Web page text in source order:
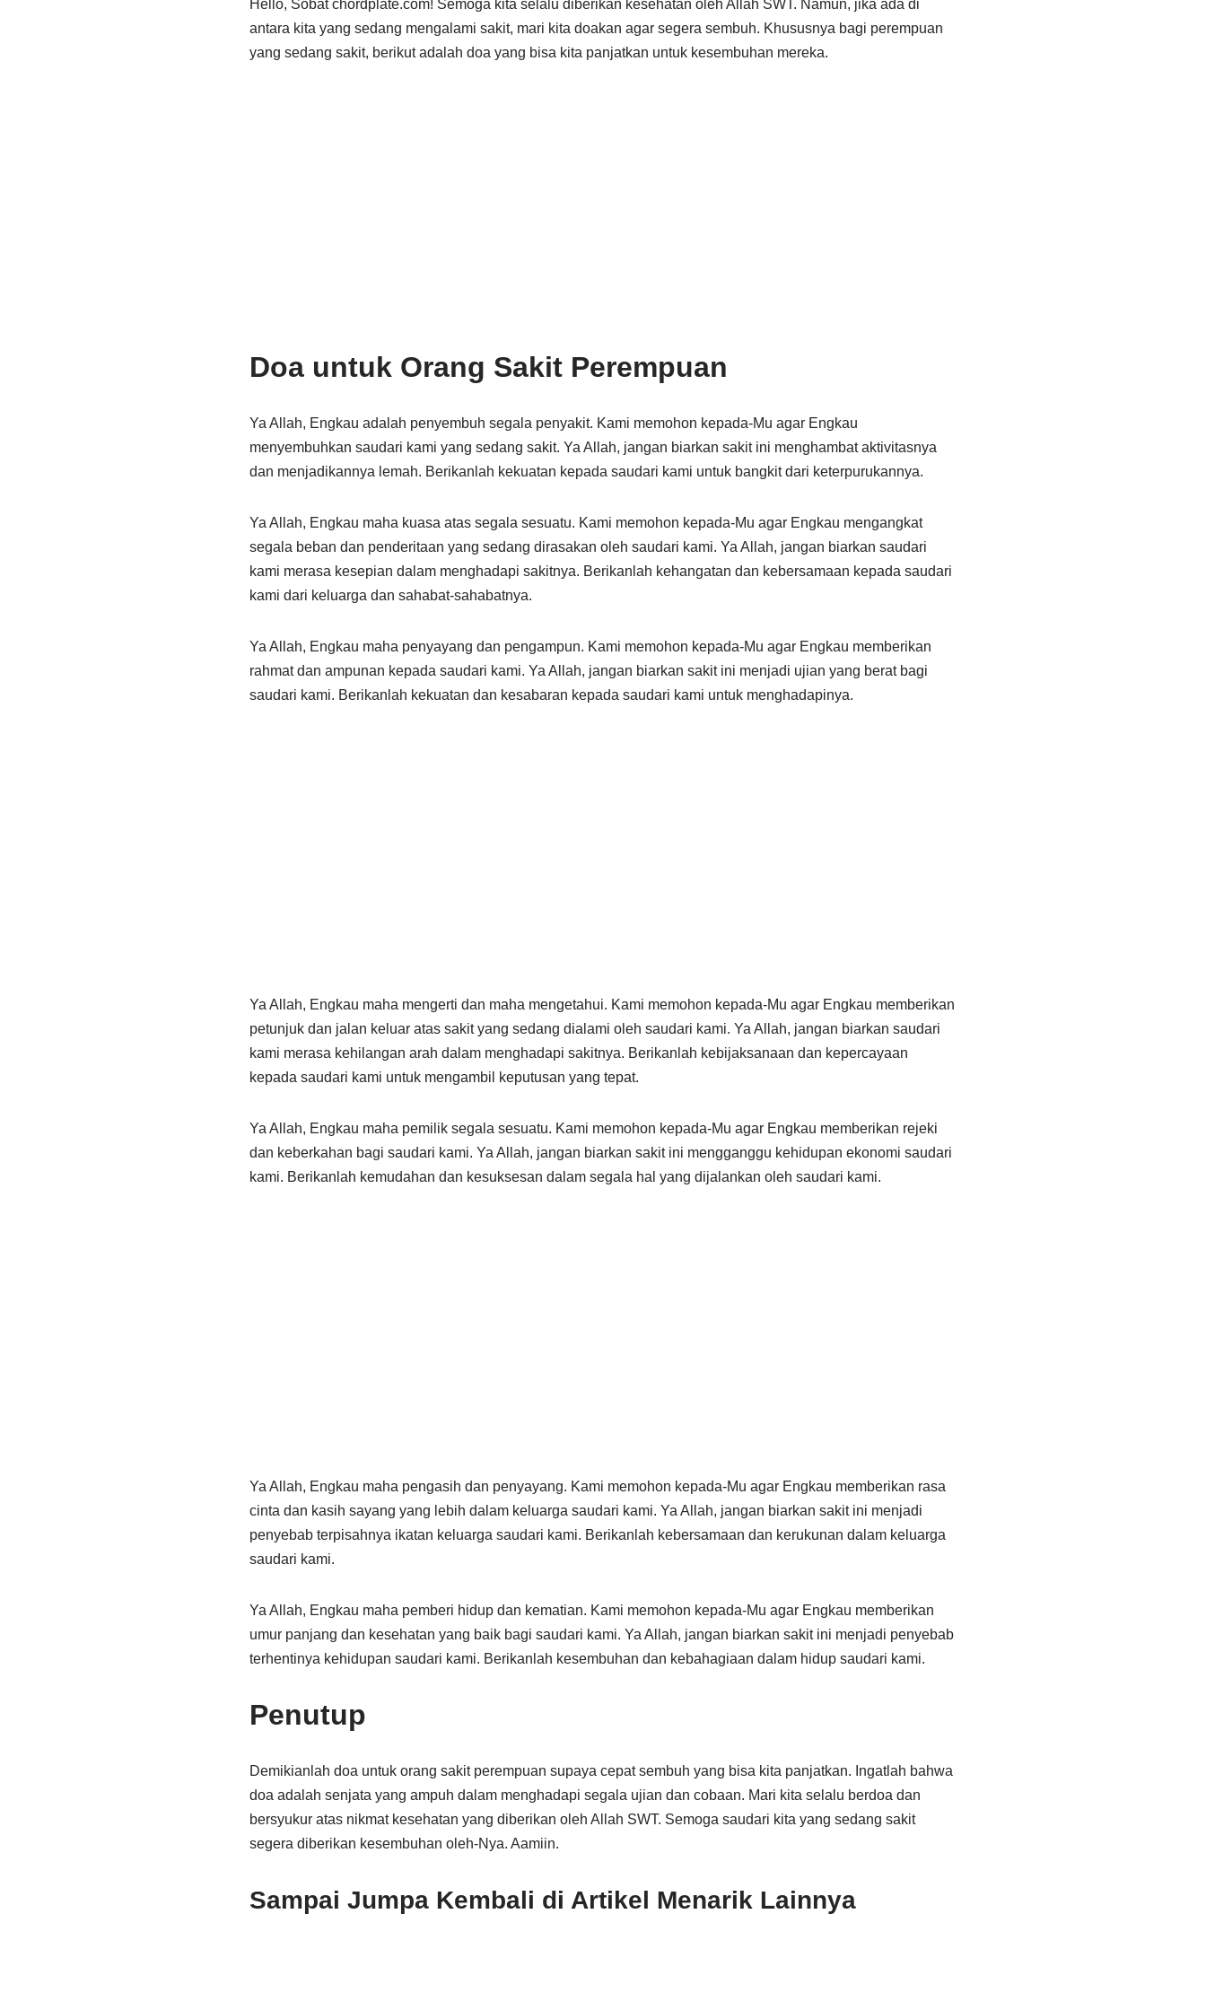
Hello, Sobat chordplate.com! Semoga kita selalu diberikan kesehatan oleh Allah SWT. Namun, jika ada di
antara kita yang sedang mengalami sakit, mari kita doakan agar segera sembuh. Khususnya bagi perempuan
yang sedang sakit, berikut adalah doa yang bisa kita panjatkan untuk kesembuhan mereka.
Doa untuk Orang Sakit Perempuan
Ya Allah, Engkau adalah penyembuh segala penyakit. Kami memohon kepada-Mu agar Engkau
menyembuhkan saudari kami yang sedang sakit. Ya Allah, jangan biarkan sakit ini menghambat aktivitasnya
dan menjadikannya lemah. Berikanlah kekuatan kepada saudari kami untuk bangkit dari keterpurukannya.
Ya Allah, Engkau maha kuasa atas segala sesuatu. Kami memohon kepada-Mu agar Engkau mengangkat
segala beban dan penderitaan yang sedang dirasakan oleh saudari kami. Ya Allah, jangan biarkan saudari
kami merasa kesepian dalam menghadapi sakitnya. Berikanlah kehangatan dan kebersamaan kepada saudari
kami dari keluarga dan sahabat-sahabatnya.
Ya Allah, Engkau maha penyayang dan pengampun. Kami memohon kepada-Mu agar Engkau memberikan
rahmat dan ampunan kepada saudari kami. Ya Allah, jangan biarkan sakit ini menjadi ujian yang berat bagi
saudari kami. Berikanlah kekuatan dan kesabaran kepada saudari kami untuk menghadapinya.
Ya Allah, Engkau maha mengerti dan maha mengetahui. Kami memohon kepada-Mu agar Engkau memberikan
petunjuk dan jalan keluar atas sakit yang sedang dialami oleh saudari kami. Ya Allah, jangan biarkan saudari
kami merasa kehilangan arah dalam menghadapi sakitnya. Berikanlah kebijaksanaan dan kepercayaan
kepada saudari kami untuk mengambil keputusan yang tepat.
Ya Allah, Engkau maha pemilik segala sesuatu. Kami memohon kepada-Mu agar Engkau memberikan rejeki
dan keberkahan bagi saudari kami. Ya Allah, jangan biarkan sakit ini mengganggu kehidupan ekonomi saudari
kami. Berikanlah kemudahan dan kesuksesan dalam segala hal yang dijalankan oleh saudari kami.
Ya Allah, Engkau maha pengasih dan penyayang. Kami memohon kepada-Mu agar Engkau memberikan rasa
cinta dan kasih sayang yang lebih dalam keluarga saudari kami. Ya Allah, jangan biarkan sakit ini menjadi
penyebab terpisahnya ikatan keluarga saudari kami. Berikanlah kebersamaan dan kerukunan dalam keluarga
saudari kami.
Ya Allah, Engkau maha pemberi hidup dan kematian. Kami memohon kepada-Mu agar Engkau memberikan
umur panjang dan kesehatan yang baik bagi saudari kami. Ya Allah, jangan biarkan sakit ini menjadi penyebab
terhentinya kehidupan saudari kami. Berikanlah kesembuhan dan kebahagiaan dalam hidup saudari kami.
Penutup
Demikianlah doa untuk orang sakit perempuan supaya cepat sembuh yang bisa kita panjatkan. Ingatlah bahwa
doa adalah senjata yang ampuh dalam menghadapi segala ujian dan cobaan. Mari kita selalu berdoa dan
bersyukur atas nikmat kesehatan yang diberikan oleh Allah SWT. Semoga saudari kita yang sedang sakit
segera diberikan kesembuhan oleh-Nya. Aamiin.
Sampai Jumpa Kembali di Artikel Menarik Lainnya